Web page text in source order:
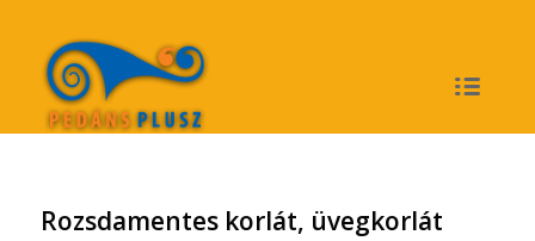
Rozsdamentes korlát, üvegkorlát